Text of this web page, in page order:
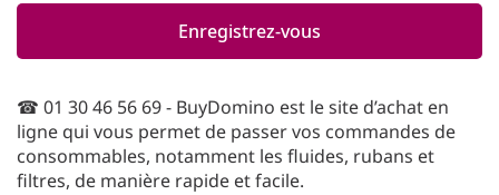
Enregistrez-vous
☎ 01 30 46 56 69 - BuyDomino est le site d’achat en
ligne qui vous permet de passer vos commandes de
consommables, notamment les fluides, rubans et
filtres, de manière rapide et facile.